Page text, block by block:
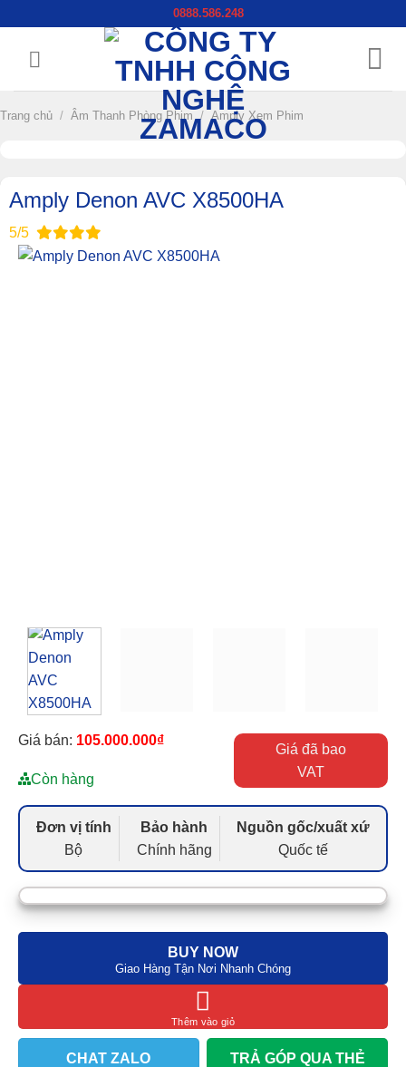
0888.586.248
Trang chủ / Âm Thanh Phòng Phim / Amply Xem Phim
Amply Denon AVC X8500HA
5/5
Giá đã bao
VAT
Giá bán: 105.000.000₫
Còn hàng
Đơn vị tính
Bộ
Bảo hành
Chính hãng
Nguồn gốc/xuất xứ
Quốc tế
Thêm vào giỏ
BUY NOW
Giao Hàng Tận Nơi Nhanh Chóng
CHAT ZALO TRẢ GÓP QUA THẺ